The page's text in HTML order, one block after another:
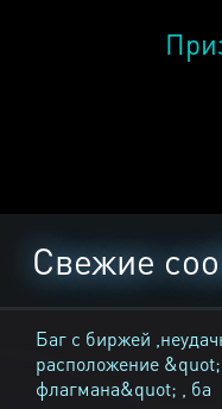
Свежие
Баг с биржей
расположение
флагмана&quot; , ба